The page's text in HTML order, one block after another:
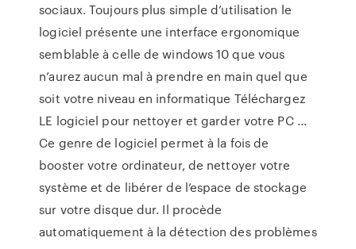
sociaux. Toujours plus simple d’utilisation le
logiciel présente une interface ergonomique
semblable à celle de windows 10 que vous
n’aurez aucun mal à prendre en main quel que
soit votre niveau en informatique Téléchargez
LE logiciel pour nettoyer et garder votre PC ...
Ce genre de logiciel permet à la fois de
booster votre ordinateur, de nettoyer votre
système et de libérer de l’espace de stockage
sur votre disque dur. Il procède
automatiquement à la détection des problèmes